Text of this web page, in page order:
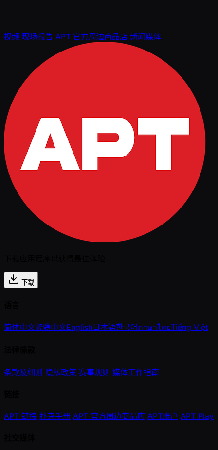
视频 现场报告 APT 官方周边商品店 新闻媒体
下载
简体中文繁體中文English日本語한국어ภาษาไทยTiếng Việt
条款及细则 隐私政策 赛事规则 媒体工作指南
APT 链接 扑克手册 APT 官方周边商品店 APT账户 APT Play